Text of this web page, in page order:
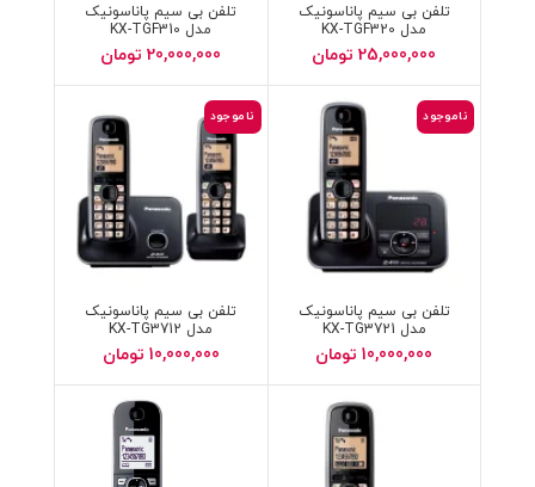
تلفن بی سیم پاناسونیک
مدل KX-TGF320
25,000,000 تومان
تلفن بی سیم پاناسونیک
مدل KX-TGF310
20,000,000 تومان
ناموجود
تلفن بی سیم پاناسونیک
مدل KX-TG3721
10,000,000 تومان
ناموجود
تلفن بی سیم پاناسونیک
مدل KX-TG3712
10,000,000 تومان